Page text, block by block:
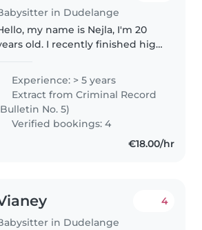
in Dudelange
my name is Nejla, I'm 20
old. I recently finished high
gap year, which gives me a lot of
availability. I have babysitting
a..
Experience: > 5 years
Extract from Criminal Record
No. 5)
Verified bookings: 4
€18.00/hr
in Dudelange
4